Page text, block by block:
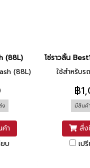
(88L)
(88L)
ง
า
ยบ
โซ่ราวลิ้น
ใช้สำหรับร
฿
มีสินค้
สั่ง
เป